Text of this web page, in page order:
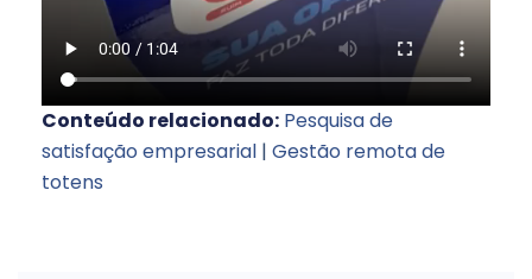
Conteúdo relacionado: Pesquisa de
satisfação empresarial | Gestão remota de
totens